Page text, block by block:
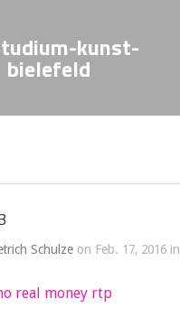
kunst-
bielefeld
Schulze on Feb. 17, 2016 in
real money rtp